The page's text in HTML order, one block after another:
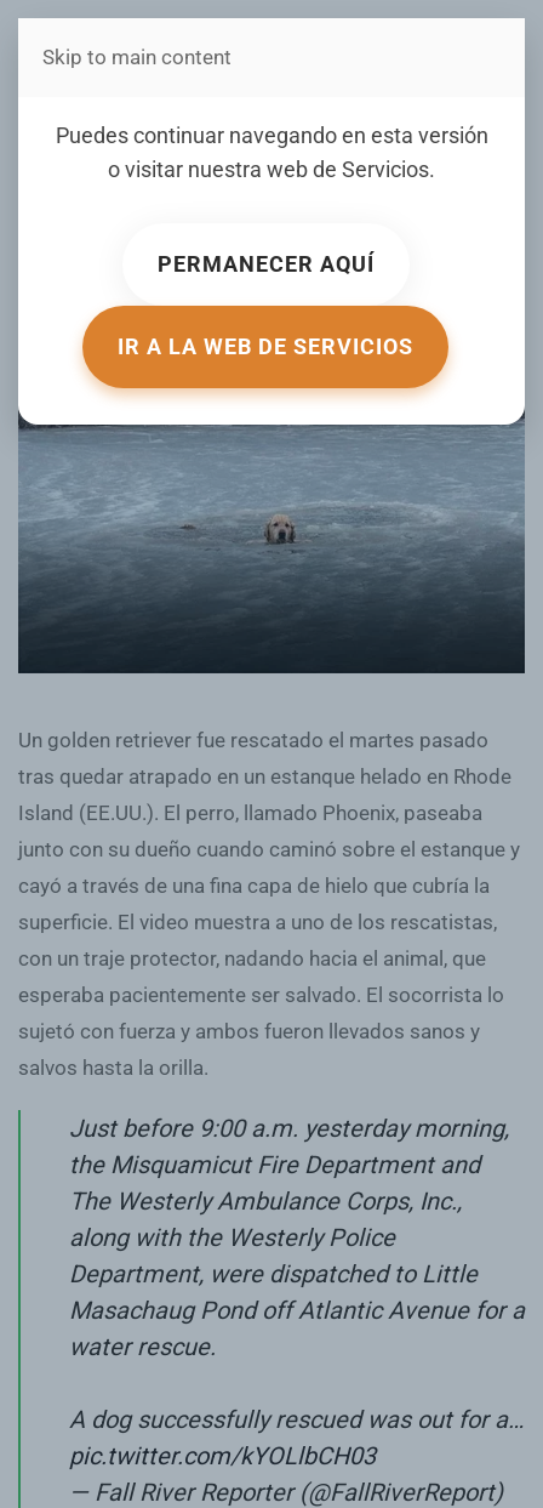
Estás en Telenord Medios
Puedes continuar navegando en esta versión
o visitar nuestra web de Servicios.
PERMANECER AQUÍ
IR A LA WEB DE SERVICIOS
Skip to main content
VIDEO: Dramático rescate
de un perro atrapado en un
ESCRITO POR ACTUALIDAD.RT.COM EL03 ENERO 2026
Un golden retriever fue rescatado el martes pasado
tras quedar atrapado en un estanque helado en Rhode
Island (EE.UU.). El perro, llamado Phoenix, paseaba
junto con su dueño cuando caminó sobre el estanque y
cayó a través de una fina capa de hielo que cubría la
superficie. El video muestra a uno de los rescatistas,
con un traje protector, nadando hacia el animal, que
esperaba pacientemente ser salvado. El socorrista lo
sujetó con fuerza y ambos fueron llevados sanos y
salvos hasta la orilla.
Just before 9:00 a.m. yesterday morning,
the Misquamicut Fire Department and
The Westerly Ambulance Corps, Inc.,
along with the Westerly Police
Department, were dispatched to Little
Masachaug Pond off Atlantic Avenue for a
water rescue.
A dog successfully rescued was out for a…
pic.twitter.com/kYOLlbCH03
— Fall River Reporter (@FallRiverReport)